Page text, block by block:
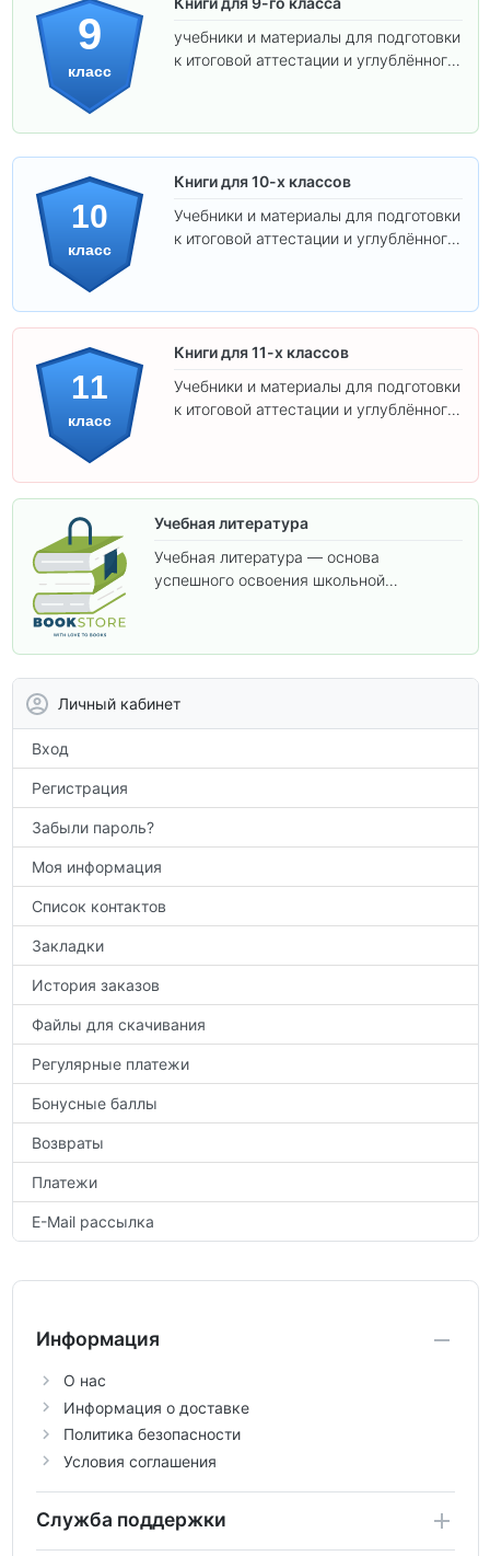
9
класс
учебники и материалы для подготовки
к итоговой аттестации и углублённого
10
класс
Книги для 10-х классов
Учебники и материалы для подготовки
к итоговой аттестации и углублённого
11
класс
Книги для 11-х классов
Учебники и материалы для подготовки
к итоговой аттестации и углублённого
Учебная литература
Учебная литература — основа
успешного освоения школьной
Личный кабинет
Вход
Регистрация
Забыли пароль?
Моя информация
Список контактов
Закладки
История заказов
Файлы для скачивания
Регулярные платежи
Бонусные баллы
Возвраты
Платежи
E-Mail рассылка
Информация
О нас
Информация о доставке
Политика безопасности
Условия соглашения
Служба поддержки